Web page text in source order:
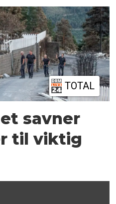
TOTAL
savner
til viktig